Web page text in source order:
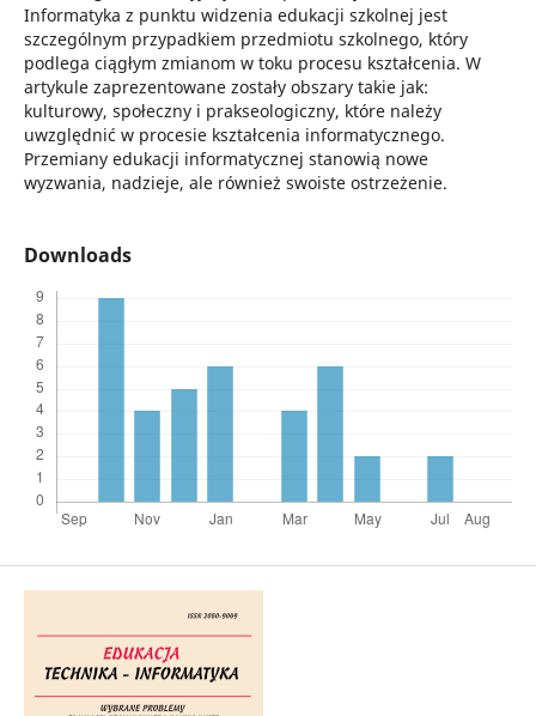
Informatyka z punktu widzenia edukacji szkolnej jest
szczególnym przypadkiem przedmiotu szkolnego, który
podlega ciągłym zmianom w toku procesu kształcenia. W
artykule zaprezentowane zostały obszary takie jak:
kulturowy, społeczny i prakseologiczny, które należy
uwzględnić w procesie kształcenia informatycznego.
Przemiany edukacji informatycznej stanowią nowe
wyzwania, nadzieje, ale również swoiste ostrzeżenie.
Downloads